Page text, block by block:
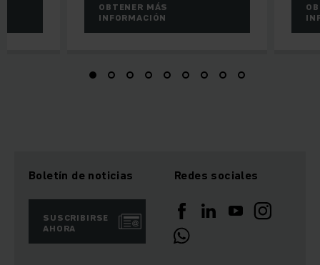
OBTENER MÁS
INFORMACIÓN
Boletín de noticias
SUSCRIBIRSE
AHORA
Redes sociales